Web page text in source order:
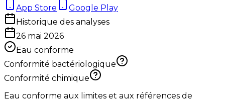
App Store
Google Play
Historique des analyses
26 mai 2026
Eau conforme
Conformité bactériologique
Conformité chimique
Eau conforme aux limites et aux références de